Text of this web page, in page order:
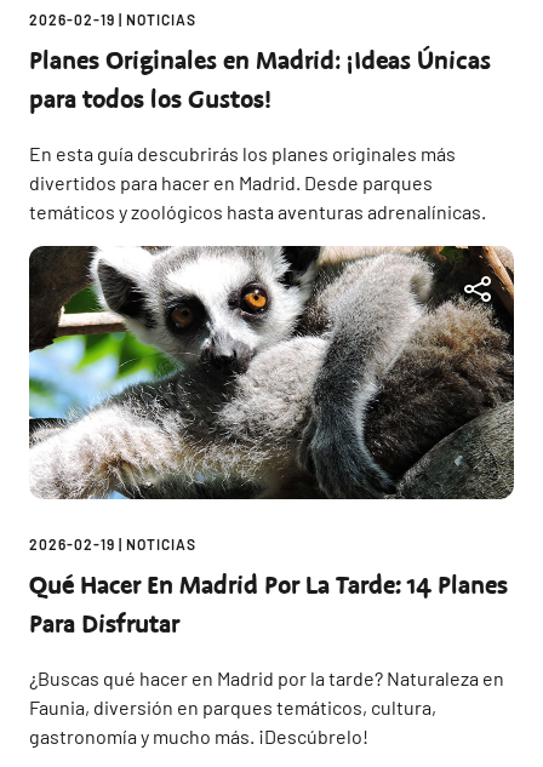
2026-02-19 | NOTICIAS
Planes Originales en Madrid: ¡Ideas Únicas
para todos los Gustos!
En esta guía descubrirás los planes originales más
divertidos para hacer en Madrid. Desde parques
temáticos y zoológicos hasta aventuras adrenalínicas.
2026-02-19 | NOTICIAS
Qué Hacer En Madrid Por La Tarde: 14 Planes
Para Disfrutar
¿Buscas qué hacer en Madrid por la tarde? Naturaleza en
Faunia, diversión en parques temáticos, cultura,
gastronomía y mucho más. ¡Descúbrelo!